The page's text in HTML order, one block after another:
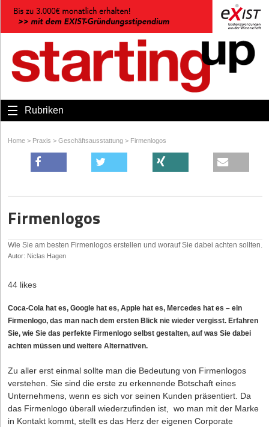
Rubriken
Home > Praxis > Geschäftsausstattung > Firmenlogos
Firmenlogos
Wie Sie am besten Firmenlogos erstellen und worauf Sie dabei achten sollten.
Autor: Niclas Hagen
44 likes
Coca-Cola hat es, Google hat es, Apple hat es, Mercedes hat es – ein
Firmenlogo, das man nach dem ersten Blick nie wieder vergisst. Erfahren
Sie, wie Sie das perfekte Firmenlogo selbst gestalten, auf was Sie dabei
achten müssen und weitere Alternativen.
Zu aller erst einmal sollte man die Bedeutung von Firmenlogos
verstehen. Sie sind die erste zu erkennende Botschaft eines
Unternehmens, wenn es sich vor seinen Kunden präsentiert. Da
das Firmenlogo überall wiederzufinden ist, wo man mit der Marke
in Kontakt kommt, stellt es das Herz der eigenen Corporate